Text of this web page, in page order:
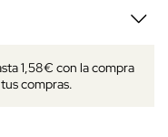
1,58€ con la compra
compras.